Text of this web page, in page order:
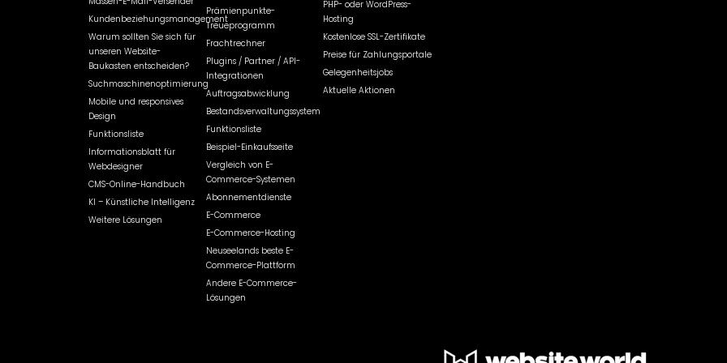
Kundenbeziehungsmanagement
Warum sollten Sie sich für
unseren Website-
Baukasten entscheiden?
Suchmaschinenoptimierung
Mobile und responsives
Design
Funktionsliste
Informationsblatt für
Webdesigner
CMS-Online-Handbuch
KI – Künstliche Intelligenz
Weitere Lösungen
Prämienpunkte-
Treueprogramm
Frachtrechner
Plugins / Partner / API-
Integrationen
Auftragsabwicklung
Bestandsverwaltungssystem
Funktionsliste
Beispiel-Einkaufsseite
Vergleich von E-
Commerce-Systemen
Abonnementdienste
E-Commerce
E-Commerce-Hosting
Neuseelands beste E-
Commerce-Plattform
Andere E-Commerce-
Lösungen
PHP- oder WordPress-
Hosting
Kostenlose SSL-Zertifikate
Preise für Zahlungsportale
Gelegenheitsjobs
Aktuelle Aktionen